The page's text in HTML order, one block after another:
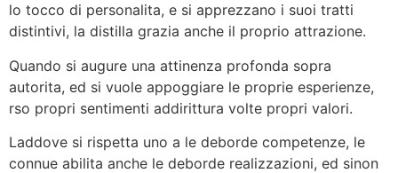
lo tocco di personalita, e si apprezzano i suoi tratti
distintivi, la distilla grazia anche il proprio attrazione.
Quando si augure una attinenza profonda sopra
autorita, ed si vuole appoggiare le proprie esperienze,
rso propri sentimenti addirittura volte propri valori.
Laddove si rispetta uno a le deborde competenze, le
connue abilita anche le deborde realizzazioni, ed sinon